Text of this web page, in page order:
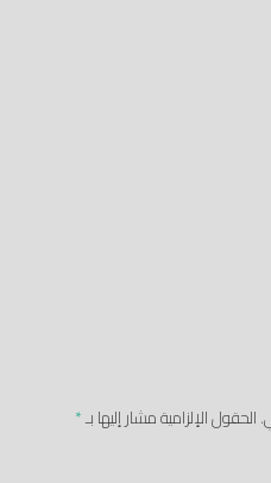
الحقول الإلزامية مشار إليها بـ*